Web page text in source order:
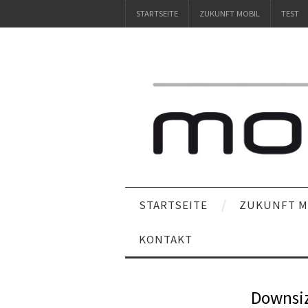
STARTSEITE ZUKUNFT MOBIL TEST
STARTSEITE ZUKUNFT
KONTAKT